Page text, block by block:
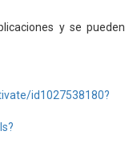
y se pueden
id1027538180?